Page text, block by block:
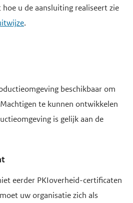
u de aansluiting realiseert zie
.
beschikbaar om
te kunnen ontwikkelen
is gelijk aan de
eerder PKIoverheid-certificaten
uw organisatie zich als